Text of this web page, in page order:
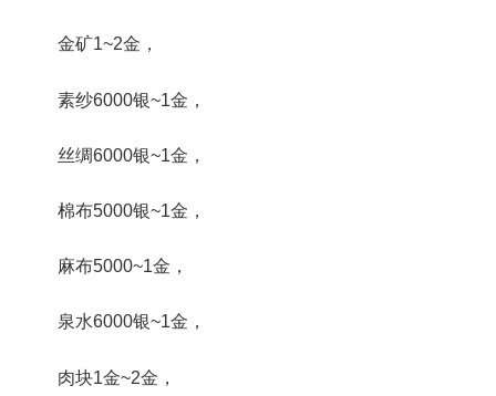
金矿1~2金，
素纱6000银~1金，
丝绸6000银~1金，
棉布5000银~1金，
麻布5000~1金，
泉水6000银~1金，
肉块1金~2金，